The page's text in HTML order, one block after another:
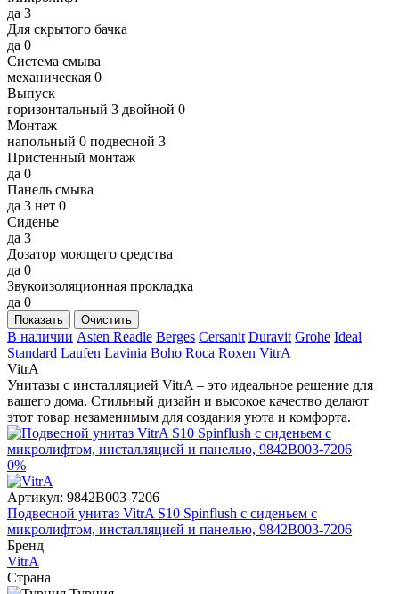
да 3
Для скрытого бачка
да 0
Система смыва
механическая 0
Выпуск
горизонтальный 3 двойной 0
Монтаж
напольный 0 подвесной 3
Пристенный монтаж
да 0
Панель смыва
да 3 нет 0
Сиденье
да 3
Дозатор моющего средства
да 0
Звукоизоляционная прокладка
да 0
Показать Очистить
В наличии Asten Readle Berges Cersanit Duravit Grohe Ideal
Standard Laufen Lavinia Boho Roca Roxen VitrA
VitrA
Унитазы с инсталляцией VitrA – это идеальное решение для
вашего дома. Стильный дизайн и высокое качество делают
этот товар незаменимым для создания уюта и комфорта.
0%
Артикул: 9842B003-7206
Подвесной унитаз VitrA S10 Spinflush с сиденьем с
микролифтом, инсталляцией и панелью, 9842B003-7206
Бренд
VitrA
Страна